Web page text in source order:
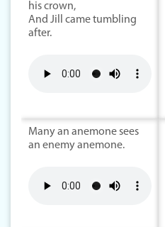
his crown,
And Jill came tumbling
after.
Many an anemone sees
an enemy anemone.